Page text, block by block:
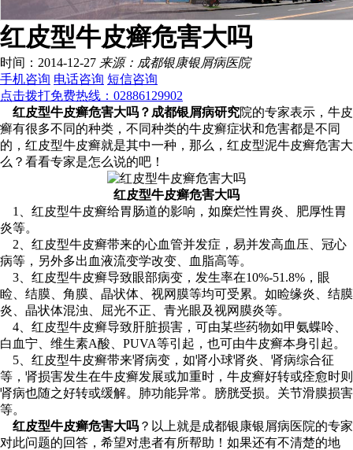
红皮型牛皮癣危害大吗
时间：2014-12-27 来源：成都银康银屑病医院
手机咨询 电话咨询 短信咨询
点击拨打免费热线：02886129902
红皮型牛皮癣危害大吗？成都银屑病研究院的专家表示，牛皮
癣有很多不同的种类，不同种类的牛皮癣症状和危害都是不同
的，红皮型牛皮癣就是其中一种，那么，红皮型泥牛皮癣危害大
么？看看专家是怎么说的吧！
红皮型牛皮癣危害大吗
1、红皮型牛皮癣给胃肠道的影响，如糜烂性胃炎、肥厚性胃
炎等。
2、红皮型牛皮癣带来的心血管并发症，易并发高血压、冠心
病等，另外多出血液流变学改变、血脂高等。
3、红皮型牛皮癣导致眼部病变，发生率在10%-51.8%，眼
睑、结膜、角膜、晶状体、视网膜等均可受累。如睑缘炎、结膜
炎、晶状体混浊、屈光不正、青光眼及视网膜炎等。
4、红皮型牛皮癣导致肝脏损害，可由某些药物如甲氨蝶呤、
白血宁、维生素A酸、PUVA等引起，也可由牛皮癣本身引起。
5、红皮型牛皮癣带来肾病变，如肾小球肾炎、肾病综合征
等，肾损害发生在牛皮癣发展或加重时，牛皮癣好转或痊愈时则
肾病也随之好转或缓解。肺功能异常。膀胱受损。关节滑膜损害
等。
红皮型牛皮癣危害大吗 ？以上就是成都银康银屑病医院的专家
对此问题的回答，希望对患者有所帮助！如果还有不清楚的地